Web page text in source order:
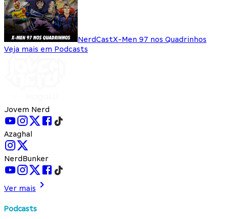
NerdCastX-Men 97 nos Quadrinhos
Veja mais em Podcasts
Jovem Nerd
Azaghal
NerdBunker
Ver mais
Podcasts